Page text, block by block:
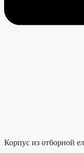
Корпус из отборной